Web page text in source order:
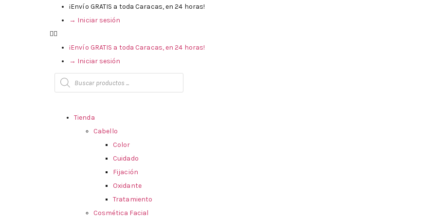
¡Envío GRATIS a toda Caracas, en 24 horas!
→ Iniciar sesión
¡Envío GRATIS a toda Caracas, en 24 horas!
→ Iniciar sesión
Tienda
Cabello
Color
Cuidado
Fijación
Oxidante
Tratamiento
Cosmética Facial